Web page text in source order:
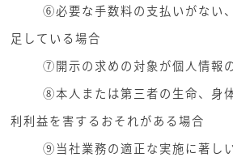
⑥必要な手数料の支払いがない、
足している場合
⑦開示の求めの対象が個人情報の
⑧本人または第三者の生命、身体
利利益を害するおそれがある場合
⑨当社業務の適正な実施に著しい